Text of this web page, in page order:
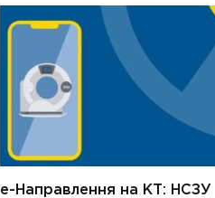
е-Направлення на КТ: НСЗУ